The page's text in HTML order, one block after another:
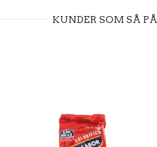
KUNDER SOM SÅ